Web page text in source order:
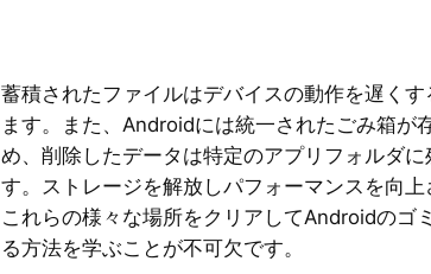
蓄積されたファイルはデバイスの動作を遅くす
ます。また、Androidには統一されたごみ箱が
め、削除したデータは特定のアプリフォルダ
す。ストレージを解放しパフォーマンスを向上
これらの様々な場所をクリアしてAndroidのゴ
る方法を学ぶことが不可欠です。